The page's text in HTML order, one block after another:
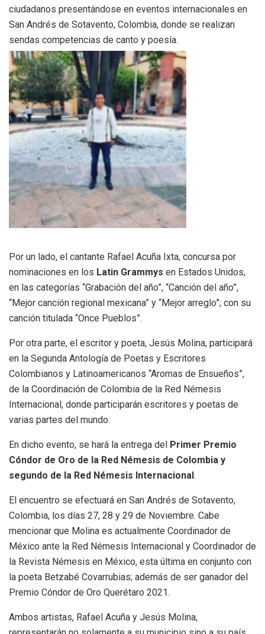
ciudadanos presentándose en eventos internacionales en
San Andrés de Sotavento, Colombia, donde se realizan
sendas competencias de canto y poesía.
Por un lado, el cantante Rafael Acuña Ixta, concursa por
nominaciones en los Latin Grammys en Estados Unidos,
en las categorías “Grabación del año”, “Canción del año”,
“Mejor canción regional mexicana” y “Mejor arreglo”; con su
canción titulada “Once Pueblos”.
Por otra parte, el escritor y poeta, Jesús Molina, participará
en la Segunda Antología de Poetas y Escritores
Colombianos y Latinoamericanos “Aromas de Ensueños”,
de la Coordinación de Colombia de la Red Némesis
Internacional, donde participarán escritores y poetas de
varias partes del mundo.
En dicho evento, se hará la entrega del Primer Premio
Cóndor de Oro de la Red Némesis de Colombia y
segundo de la Red Némesis Internacional.
El encuentro se efectuará en San Andrés de Sotavento,
Colombia, los días 27, 28 y 29 de Noviembre. Cabe
mencionar que Molina es actualmente Coordinador de
México ante la Red Némesis Internacional y Coordinador de
la Revista Némesis en México, esta última en conjunto con
la poeta Betzabé Covarrubias; además de ser ganador del
Premio Cóndor de Oro Querétaro 2021.
Ambos artistas, Rafael Acuña y Jesús Molina,